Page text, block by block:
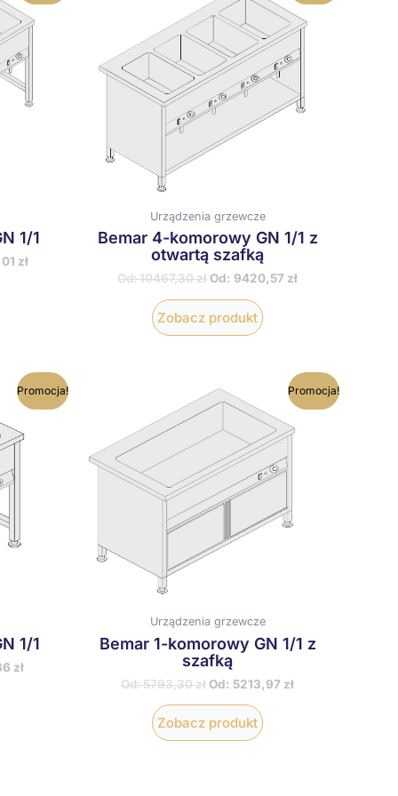
1/1
zł
wybrać
Urządzenia grzewcze
Bemar 4-komorowy GN 1/1 z
otwartą szafką
Od:10467,30zł Od: 9420,57 zł
Zobacz produkt
ma
wiele
wariantów.
Opcje
można
wybrać
na
Promocja!
1/1
zł
produkt
Opcje
stronie
produktu
Promocja!
Urządzenia grzewcze
Bemar 1-komorowy GN 1/1 z
szafką
Od:5793,30zł Od: 5213,97 zł
Zobacz produkt
produkt
ma
wiele
wariantów.
Opcje
można
wybrać
na